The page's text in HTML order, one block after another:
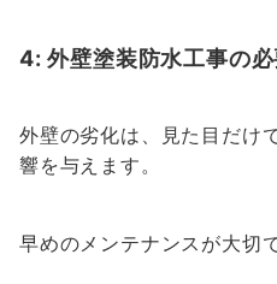
4: 外壁塗装防水工事の
外壁の劣化は、見た目だけ
響を与えます。
早めのメンテナンスが大切で